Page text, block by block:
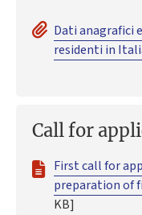
Dati anagrafici
residenti in
Call for
First call for
preparation of
KB]